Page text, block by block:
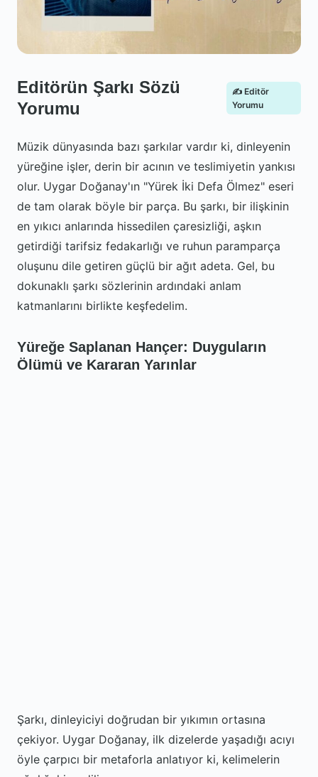
Editörün Şarkı Sözü
Yorumu
✍️ Editör
Yorumu
Müzik dünyasında bazı şarkılar vardır ki, dinleyenin
yüreğine işler, derin bir acının ve teslimiyetin yankısı
olur. Uygar Doğanay'ın "Yürek İki Defa Ölmez" eseri
de tam olarak böyle bir parça. Bu şarkı, bir ilişkinin
en yıkıcı anlarında hissedilen çaresizliği, aşkın
getirdiği tarifsiz fedakarlığı ve ruhun paramparça
oluşunu dile getiren güçlü bir ağıt adeta. Gel, bu
dokunaklı şarkı sözlerinin ardındaki anlam
katmanlarını birlikte keşfedelim.
Yüreğe Saplanan Hançer: Duyguların
Ölümü ve Kararan Yarınlar
Şarkı, dinleyiciyi doğrudan bir yıkımın ortasına
çekiyor. Uygar Doğanay, ilk dizelerde yaşadığı acıyı
öyle çarpıcı bir metaforla anlatıyor ki, kelimelerin